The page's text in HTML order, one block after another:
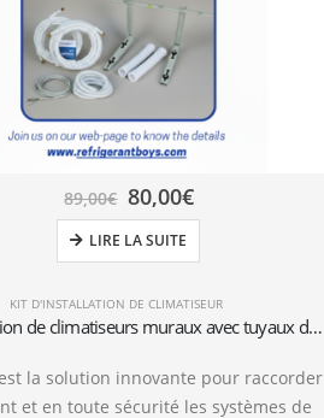
KIT D'INSTALLATION DE CLIMATISEUR
Kit d’installation de climatiseurs muraux avec tuyaux de 3 mètres 1/4″+3/8″SAE
la solution innovante pour raccorder
et en toute sécurité les systèmes de
89,00€ 80,00€
LIRE LA SUITE